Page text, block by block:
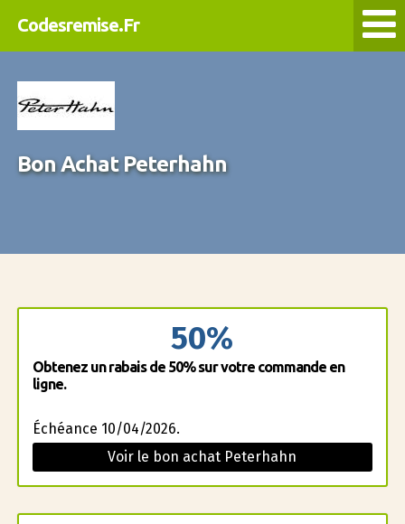
Codesremise.Fr
Bon Achat Peterhahn
50%
Obtenez un rabais de 50% sur votre commande en
ligne.
Échéance 10/04/2026.
Voir le bon achat Peterhahn